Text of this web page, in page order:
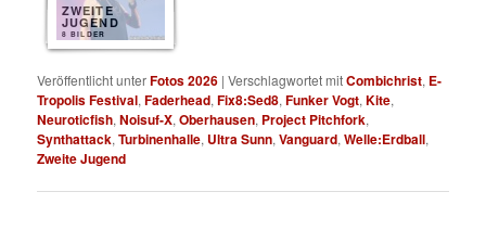
ZWEITE
JUGEND
8 BILDER
Veröffentlicht unterFotos 2026 |Verschlagwortet mitCombichrist, E-
Tropolis Festival,Faderhead,Fix8:Sed8,Funker Vogt,Kite,
Neuroticfish,Noisuf-X,Oberhausen, Project Pitchfork,
Synthattack,Turbinenhalle, Ultra Sunn,Vanguard,Welle:Erdball,
Zweite Jugend